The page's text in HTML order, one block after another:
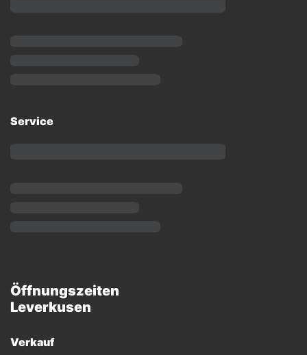
Service
Öffnungszeiten
Leverkusen
Verkauf